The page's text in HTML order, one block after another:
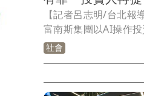
【記者呂志明/台北報
富南斯集團以AI操作
金，誆騙民眾出資，
元，台北地院日前依違
其餘17名成員各判3
社會